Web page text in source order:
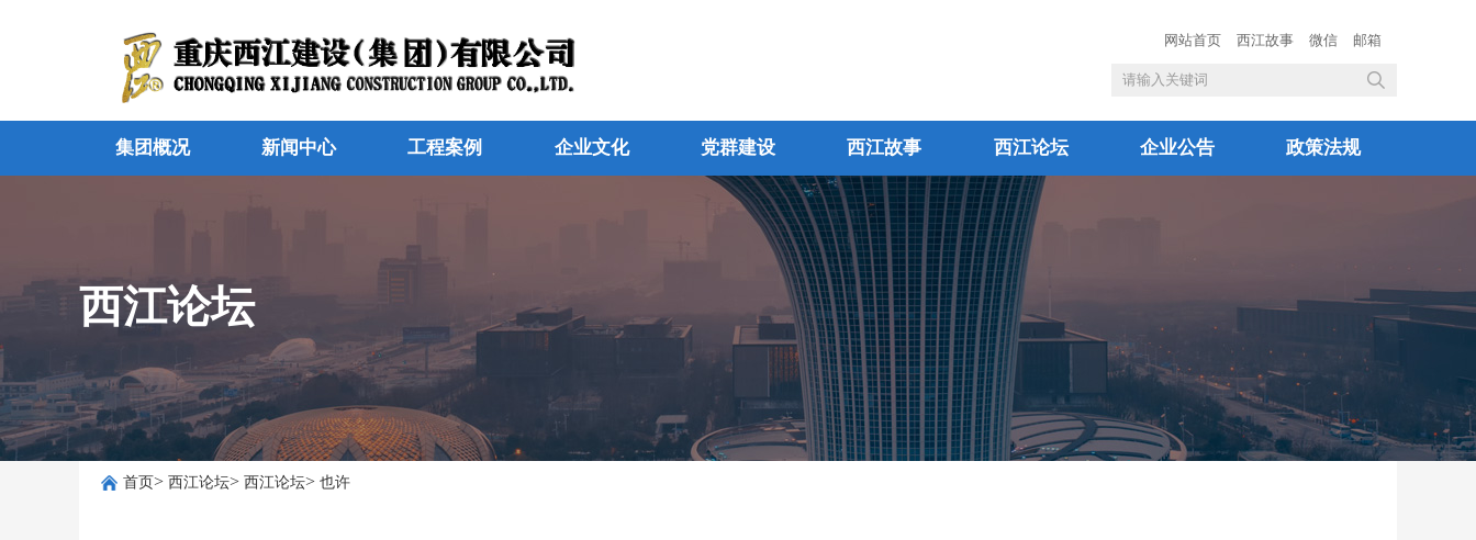
网站首页 西江故事 微信 邮箱
集团概况 新闻中心 工程案例 企业文化 党群建设 西江故事 西江论坛 企业公告 政策法规
西江论坛
首页> 西江论坛> 西江论坛> 也许